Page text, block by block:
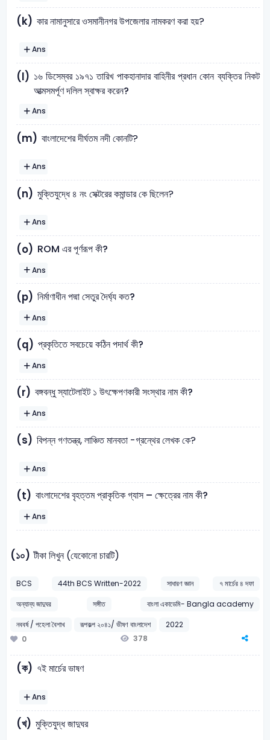
(k) কার নামানুসারে ওসমানীনগর উপজেলার নামকরণ করা হয়?
Ans
(l) ১৬ ডিসেম্বর ১৯৭১ তারিখ পাকহানাদার বাহিনীর প্রধান কোন ব্যক্তির নিকট
আত্মসমর্পূণ দলিল স্বাক্ষর করেন?
Ans
(m) বাংলাদেশের দীর্ঘতম নদী কোনটি?
Ans
(n) মুক্তিযুদ্ধে ৪ নং সেক্টরের কমান্ডার কে ছিলেন?
Ans
(o) ROM এর পূর্ণরূপ কী?
Ans
(p) নির্মাণাধীন পদ্মা সেতুর দৈর্ঘ্য কত?
Ans
(q) প্রকৃতিতে সবচেয়ে কঠিন পদার্থ কী?
Ans
(r) বঙ্গবন্ধু স্যাটেলাইট ১ উৎক্ষেপণকারী সংস্থার নাম কী?
Ans
(s) বিপন্ন গণতন্ত্র, লাঞ্চিত মানবতা -গ্রন্থের লেখক কে?
Ans
(t) বাংলাদেশের বৃহত্তম প্রাকৃতিক গ্যাস – ক্ষেত্রের নাম কী?
Ans
(১০) টীকা লিখুন (যেকোনো চারটি)
BCS 44th BCS Written-2022 সাধারণ জ্ঞান
৭ মার্চের ৪ দফা
অন্যান্য জাদুঘর
সঙ্গীত
বাংলা একাডেমি- Bangla academy
নববর্ষ / পহেলা বৈশাখ
রূপকল্প ২০৪১/ ভীষণ বাংলাদেশ
2022
0
378
(ক) ৭ই মার্চের ভাষণ
Ans
(খ) মুক্তিযুদ্ধ জাদুঘর